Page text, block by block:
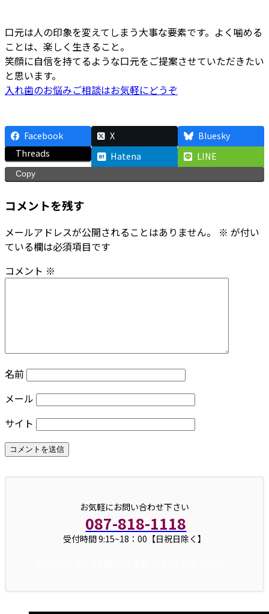
口元は人の印象を変えてしまう大事な要素です。よく噛める
ことは、楽しく生きること。
笑顔に自信を持てるような口元をご提案させていただきたい
と思います。
入れ歯のお悩みご相談はお気軽にどうぞ
Facebook X
Bluesky
Threads
Hatena LINE
Copy
コメントを残す
メールアドレスが公開されることはありません。 ※ が付い
ている欄は必須項目です
コメント ※
名前
メール
サイト
お気軽にお問い合わせ下さい
087-818-1118
受付時間 9:15~18：00【日祝日除く】